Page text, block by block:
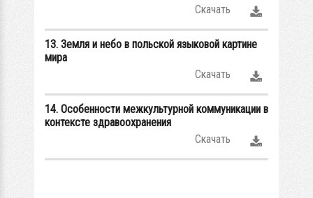
Скачать
13. Земля и небо в польской языковой картине
мира
Скачать
14. Особенности межкультурной коммуникации в
контексте здравоохранения
Скачать